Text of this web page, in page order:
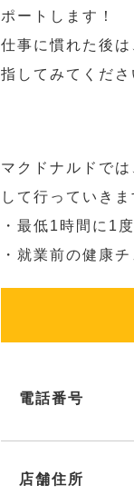
ポートします！
仕事に慣れた後
指してみてくださ
マクドナルドで
して行っていきま
・最低1時間に1
・就業前の健康
電話番号
店舗住所